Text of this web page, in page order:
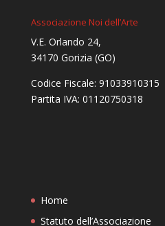
Associazione Noi dell’Arte
V.E. Orlando 24,
34170 Gorizia (GO)
Codice Fiscale: 91033910315
Partita IVA: 01120750318
Home
Statuto dell’Associazione